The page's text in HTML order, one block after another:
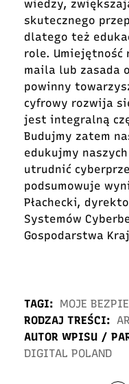
wiedzy,
skutecznego
dlatego też
role. Umiejętność
maila lub zasada
powinny
cyfrowy rozwija
jest integralną
Budujmy zatem
edukujmy
utrudnić
podsumowuje
Płachecki,
Systemów
Gospodarstwa
TAGI: MOJE
RODZAJ TREŚCI:
AUTOR WPISU /
DIGITAL POLAND